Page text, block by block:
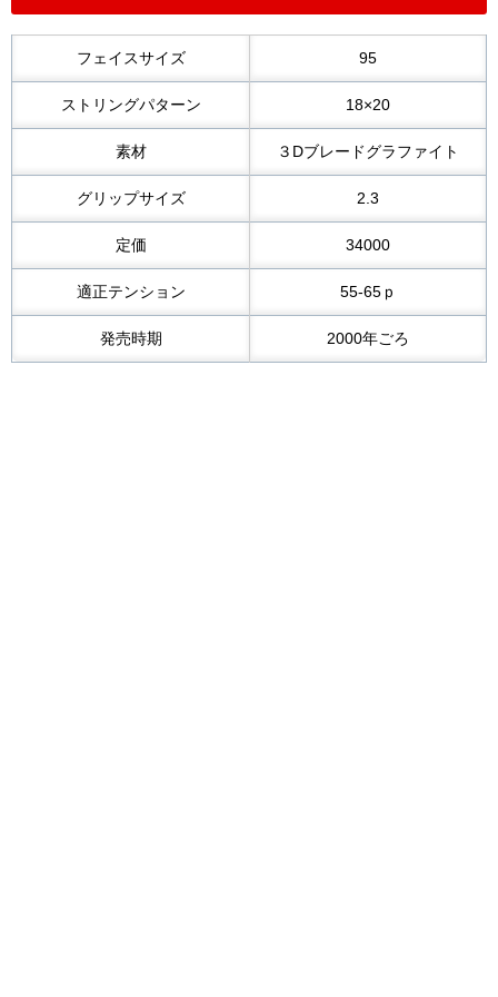
フェイスサイズ 95
ストリングパターン 18×20
素材 ３Dブレードグラファイト
グリップサイズ 2.3
定価 34000
適正テンション 55-65ｐ
発売時期 2000年ごろ